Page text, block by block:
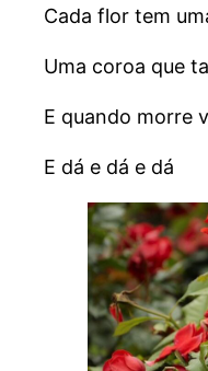
Cada flor tem
Uma coroa que
E quando morre
E dá e dá e dá